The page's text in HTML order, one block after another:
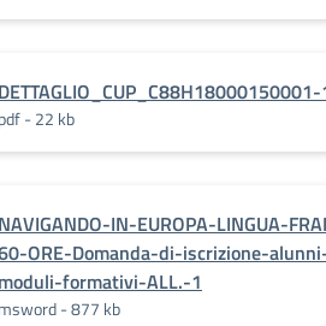
- 22 kb
IN-EUROPA-LINGUA-
ORE-Domanda-di-iscrizione-
formativi-ALL.-1
- 877 kb